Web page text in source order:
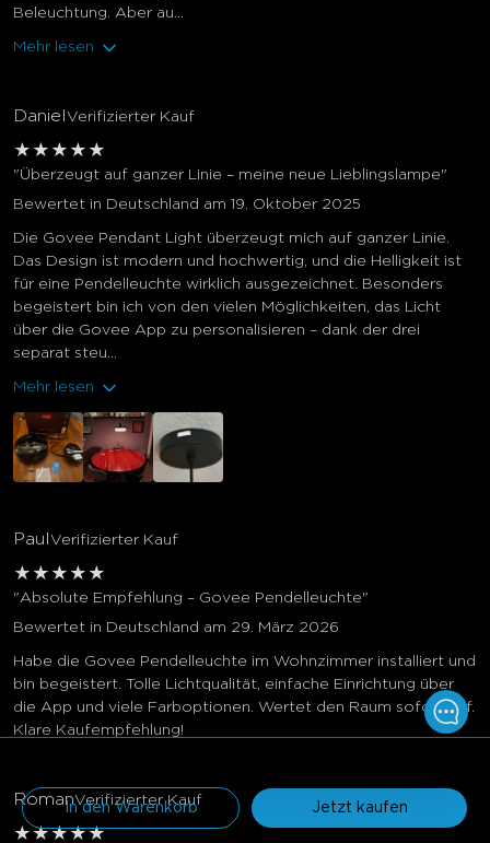
In den Warenkorb Jetzt kaufen
Beleuchtung. Aber au...
Mehr lesen
Daniel Verifizierter Kauf
★ ★ ★ ★ ★
"Überzeugt auf ganzer Linie – meine neue Lieblingslampe"
Bewertet in Deutschland am 19. Oktober 2025
Die Govee Pendant Light überzeugt mich auf ganzer Linie.
Das Design ist modern und hochwertig, und die Helligkeit ist
für eine Pendelleuchte wirklich ausgezeichnet. Besonders
begeistert bin ich von den vielen Möglichkeiten, das Licht
über die Govee App zu personalisieren – dank der drei
separat steu...
Mehr lesen
Paul Verifizierter Kauf
★ ★ ★ ★ ★
"Absolute Empfehlung – Govee Pendelleuchte"
Bewertet in Deutschland am 29. März 2026
Habe die Govee Pendelleuchte im Wohnzimmer installiert und
bin begeistert. Tolle Lichtqualität, einfache Einrichtung über
die App und viele Farboptionen. Wertet den Raum sofort auf.
Klare Kaufempfehlung!
RomanVerifizierter Kauf
★ ★★★★